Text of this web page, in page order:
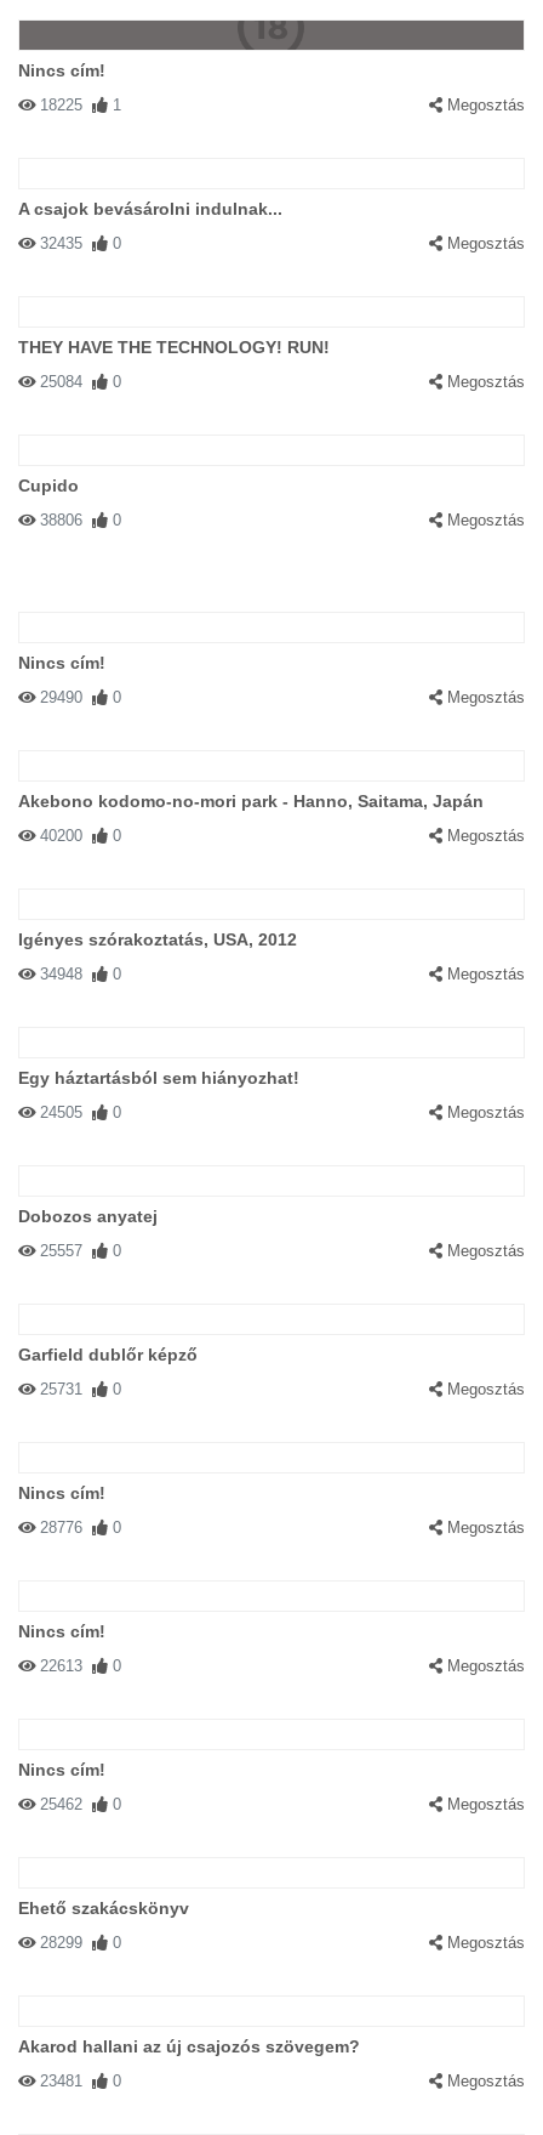
Nincs cím!
18225 1 Megosztás
A csajok bevásárolni indulnak...
32435 0 Megosztás
THEY HAVE THE TECHNOLOGY! RUN!
25084 0 Megosztás
Cupido
38806 0 Megosztás
Nincs cím!
29490 0 Megosztás
Akebono kodomo-no-mori park - Hanno, Saitama, Japán
40200 0 Megosztás
Igényes szórakoztatás, USA, 2012
34948 0 Megosztás
Egy háztartásból sem hiányozhat!
24505 0 Megosztás
Dobozos anyatej
25557 0 Megosztás
Garfield dublőr képző
25731 0 Megosztás
Nincs cím!
28776 0 Megosztás
Nincs cím!
22613 0 Megosztás
Nincs cím!
25462 0 Megosztás
Ehető szakácskönyv
28299 0 Megosztás
Akarod hallani az új csajozós szövegem?
23481 0 Megosztás